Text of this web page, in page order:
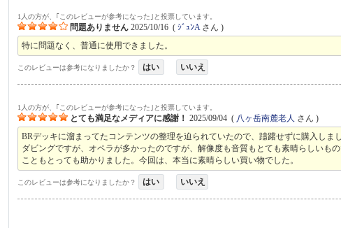
1人の方が、｢このレビューが参考になった｣と投票しています。
問題ありません 2025/10/16 (ｼﾞｭﾝAさん )
特に問題なく、普通に使用できました。
このレビューは参考になりましたか？ はい いいえ
1人の方が、｢このレビューが参考になった｣と投票しています。
とても満足なメディアに感謝！ 2025/09/04 ( 八ヶ岳南麓老人 さん )
BRデッキに溜まってたコンテンツの整理を迫られていたので、躊躇せずに購入し
ダビングですが、オペラが多かったのですが、解像度も音質もとても素晴らしいも
こともとっても助かりました。今回は、本当に素晴らしい買い物でした。
このレビューは参考になりましたか？ はい いいえ